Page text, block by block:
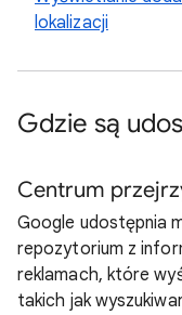
lokalizacji
Gdzie są
Centrum
Google udostępnia
repozytorium z
reklamach, które
takich jak